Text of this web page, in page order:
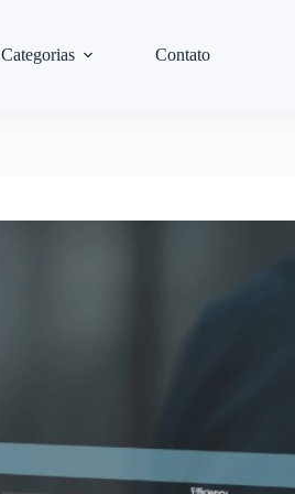
Categorias Contato